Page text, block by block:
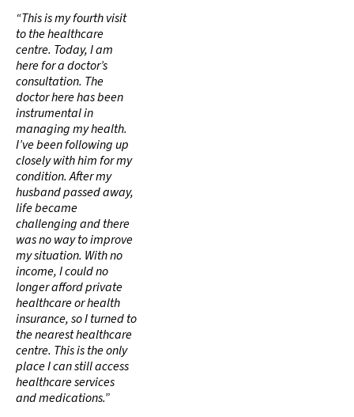
“This is my fourth visit
to the healthcare
centre. Today, I am
here for a doctor’s
consultation. The
doctor here has been
instrumental in
managing my health.
I’ve been following up
closely with him for my
condition. After my
husband passed away,
life became
challenging and there
was no way to improve
my situation. With no
income, I could no
longer afford private
healthcare or health
insurance, so I turned to
the nearest healthcare
centre. This is the only
place I can still access
healthcare services
and medications.”